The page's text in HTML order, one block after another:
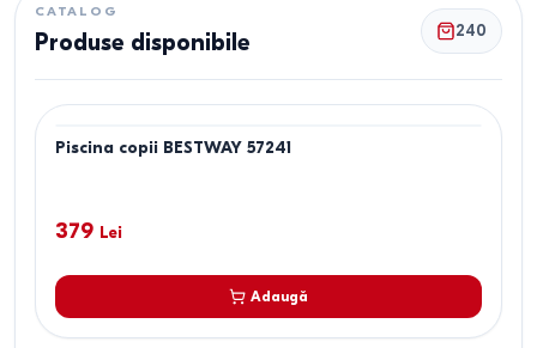
CATALOG
Produse disponibile 240
Piscina copii BESTWAY 57241
379 Lei
Adaugă